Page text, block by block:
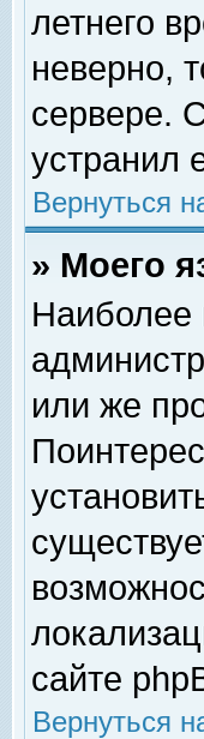
летнего
неверно,
сервере.
устранил
Вернуться
» Моего
Наиболее
или же
сайте
Вернуться